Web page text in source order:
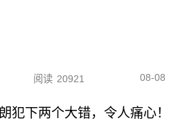
阅读 20921 08-08
犯下两个大错，令人痛心！